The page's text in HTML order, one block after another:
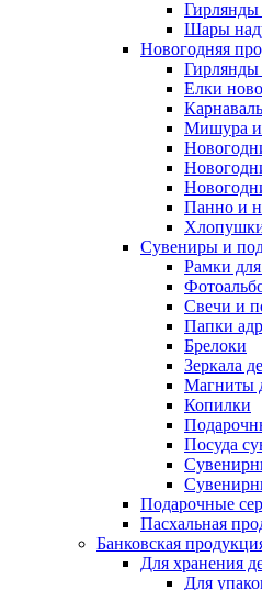
Гирлянды
Шары
Новогодняя
Гирлянды
Елки
Мишура
Панно и
Хлопушки
Сувениры и
Рамки
Свечи и
Папки
Брелоки
Зеркала
Магниты
Копилки
Посуда
Подарочные
Пасхальная
Банковская
Для хранения
Для